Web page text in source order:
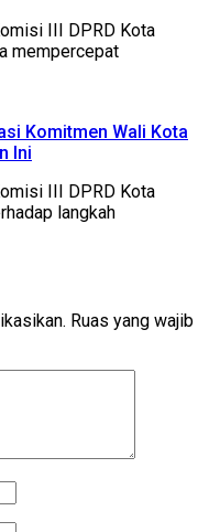
III DPRD Kota
mempercepat
Komitmen Wali Kota
Ini
III DPRD Kota
langkah
Ruas yang wajib